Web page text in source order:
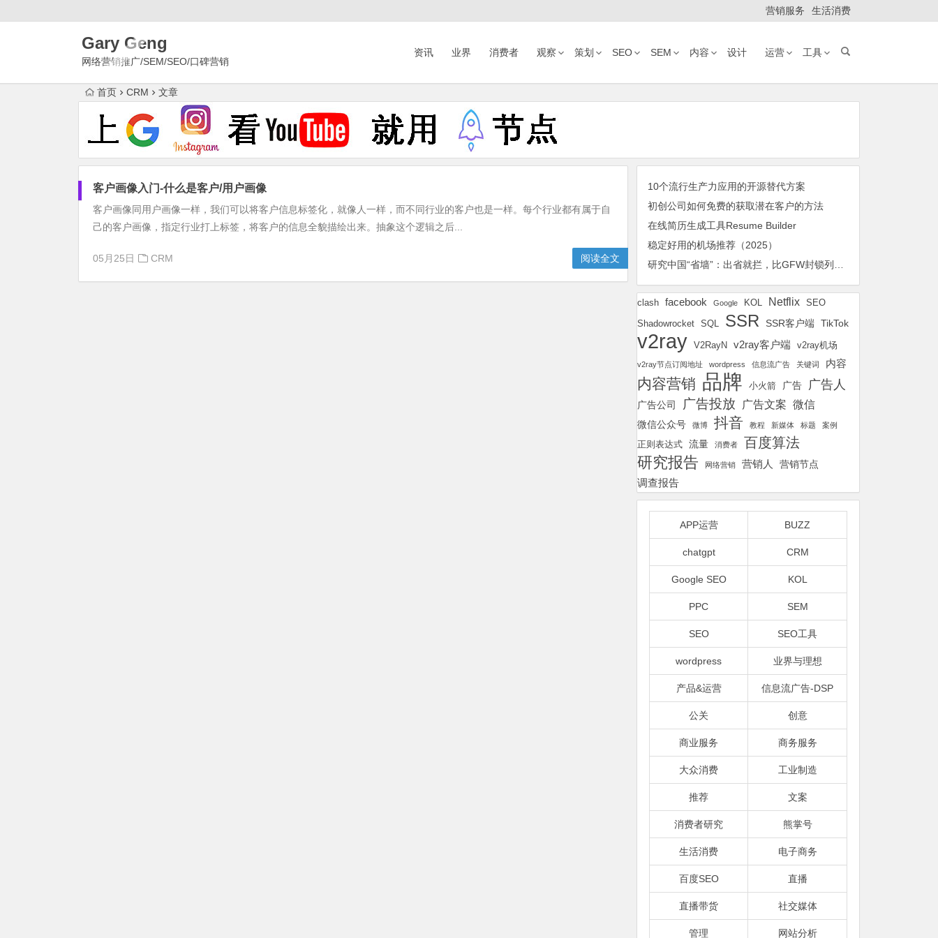
营销服务 生活消费
Gary Geng
网络营销推广/SEM/SEO/口碑营销
资讯 业界 消费者 观察 策划 SEO SEM 内容 设计 运营 工具
首页 CRM 文章
客户画像入门-什么是客户/用户画像
客户画像同用户画像一样，我们可以将客户信息标签化，就像人一样，而不同行业的客户也是一样。每个行业都有属于自
己的客户画像，指定行业打上标签，将客户的信息全貌描绘出来。抽象这个逻辑之后...
05月25日 CRM 阅读全文
10个流行生产力应用的开源替代方案
初创公司如何免费的获取潜在客户的方法
在线简历生成工具Resume Builder
稳定好用的机场推荐（2025）
clash facebook Google KOL Netflix
SEO
Shadowrocket
SQL SSR SSR客户端 TikTok
v2ray V2RayN v2ray客户端 v2ray机场
v2ray节点订阅地址 wordpress 信息流广告 关键词 内容
内容营销 品牌 小火箭 广告 广告人
广告公司 广告投放 广告文案 微信
微信公众号 微博 抖音 教程 新媒体 标题 案例
正则表达式 流量 消费者 百度算法
研究报告 网络营销 营销人 营销节点
调查报告
APP运营 BUZZ
chatgpt CRM
Google SEO KOL
PPC SEM
SEO SEO工具
wordpress 业界与理想
产品&运营 信息流广告-DSP
公关 创意
商业服务 商务服务
大众消费 工业制造
推荐 文案
消费者研究 熊掌号
生活消费 电子商务
百度SEO 直播
直播带货 社交媒体
管理 网站分析